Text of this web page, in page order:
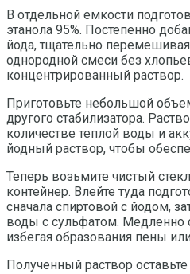
В отдельной емкости
этанола 95%. Постепенно
йода, тщательно
однородной смеси без
концентрированный раствор.
Приготовьте небольшой
другого стабилизатора.
количестве теплой воды и
йодный раствор, чтобы
Теперь возьмите чистый
контейнер. Влейте туда
сначала спиртовой с йодом,
воды с сульфатом.
избегая образования пены
Полученный раствор